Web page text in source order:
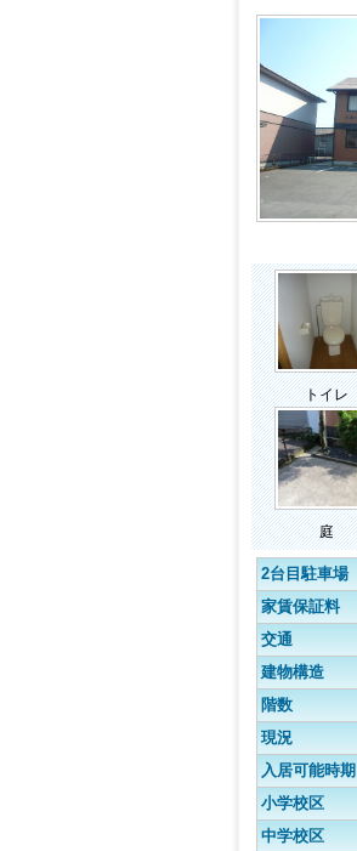
トイレ
庭
2台目駐車場
家賃保証料
交通
建物構造
階数
現況
入居可能時期
小学校区
中学校区